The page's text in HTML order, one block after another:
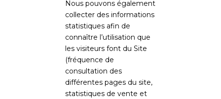
Nous pouvons également
collecter des informations
statistiques afin de
connaître l’utilisation que
les visiteurs font du Site
(fréquence de
consultation des
différentes pages du site,
statistiques de vente et